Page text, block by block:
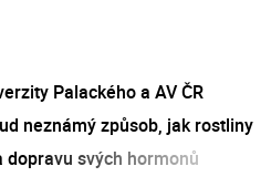
Palackého a AV ČR
neznámý způsob, jak rostliny
dopravu svých hormonů